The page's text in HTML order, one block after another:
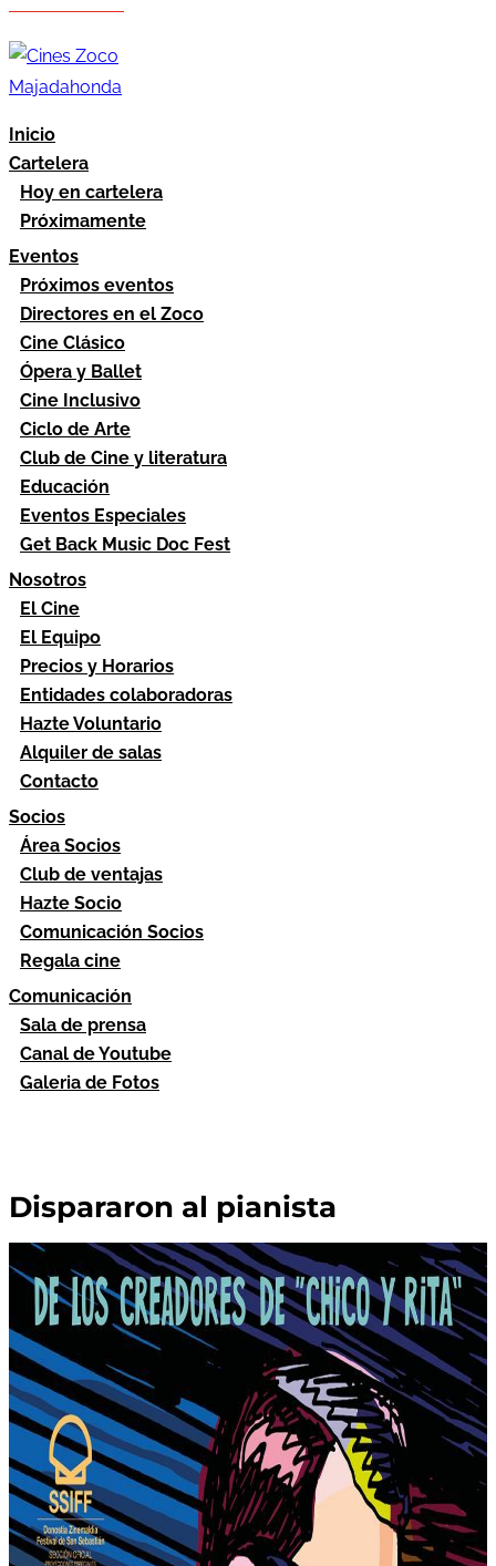
Inicio
Cartelera
Hoy en cartelera
Próximamente
Eventos
Próximos eventos
Directores en el Zoco
Cine Clásico
Ópera y Ballet
Cine Inclusivo
Ciclo de Arte
Club de Cine y literatura
Educación
Eventos Especiales
Get Back Music Doc Fest
Nosotros
El Cine
El Equipo
Precios y Horarios
Entidades colaboradoras
Hazte Voluntario
Alquiler de salas
Contacto
Socios
Área Socios
Club de ventajas
Hazte Socio
Comunicación Socios
Regala cine
Comunicación
Sala de prensa
Canal de Youtube
Galeria de Fotos
Dispararon al pianista